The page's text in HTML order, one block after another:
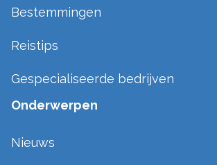
Bestemmingen
Reistips
Gespecialiseerde bedrijven
Onderwerpen
Nieuws